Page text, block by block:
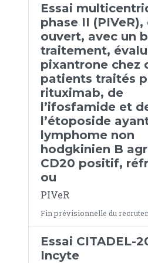
Essai
phase II (PIVeR),
ouvert, avec un
traitement,
pixantrone chez
patients traités
rituximab, de
l’ifosfamide et
l’étoposide
lymphome non
hodgkinien B
CD20 positif,
ou
PIVeR
Fin prévisionnelle du
Essai CITADEL-
Incyte